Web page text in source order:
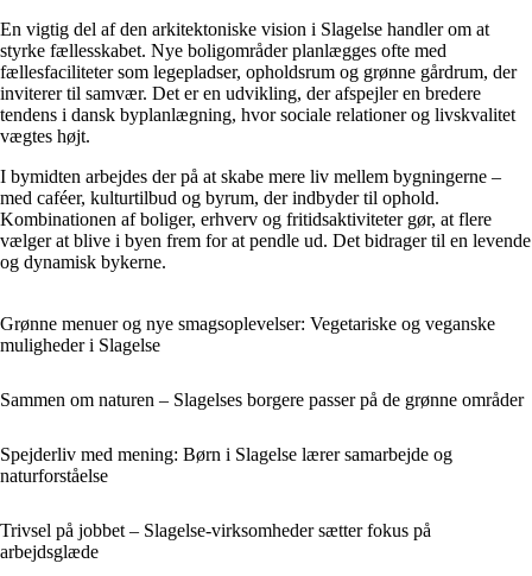
En vigtig del af den arkitektoniske vision i Slagelse handler om at
styrke fællesskabet. Nye boligområder planlægges ofte med
fællesfaciliteter som legepladser, opholdsrum og grønne gårdrum, der
inviterer til samvær. Det er en udvikling, der afspejler en bredere
tendens i dansk byplanlægning, hvor sociale relationer og livskvalitet
vægtes højt.
I bymidten arbejdes der på at skabe mere liv mellem bygningerne –
med caféer, kulturtilbud og byrum, der indbyder til ophold.
Kombinationen af boliger, erhverv og fritidsaktiviteter gør, at flere
vælger at blive i byen frem for at pendle ud. Det bidrager til en levende
og dynamisk bykerne.
Grønne menuer og nye smagsoplevelser: Vegetariske og veganske
muligheder i Slagelse
Sammen om naturen – Slagelses borgere passer på de grønne områder
Spejderliv med mening: Børn i Slagelse lærer samarbejde og
naturforståelse
Trivsel på jobbet – Slagelse-virksomheder sætter fokus på
arbejdsglæde